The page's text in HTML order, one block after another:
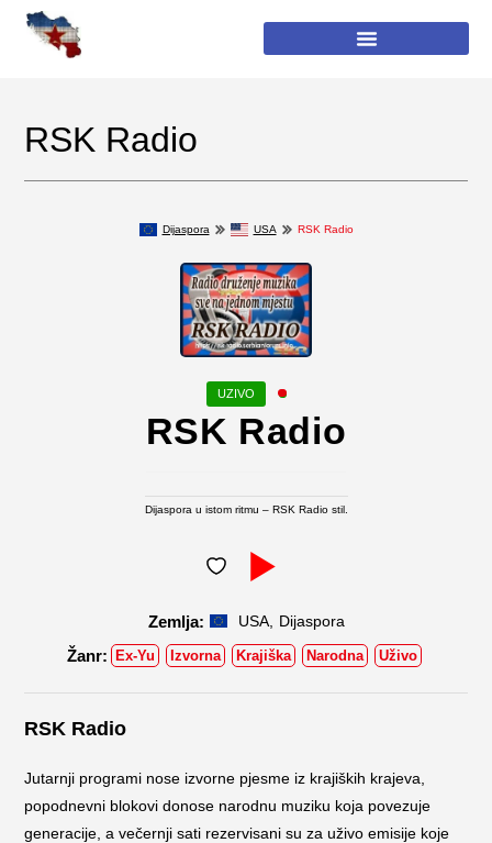
RSK Radio
Dijaspora USA RSK Radio
RSK Radio
Dijaspora u istom ritmu – RSK Radio stil.
USA, Dijaspora
Ex-Yu Izvorna Krajiška Narodna Uživo
RSK Radio
Jutarnji programi nose izvorne pjesme iz krajiških krajeva,
popodnevni blokovi donose narodnu muziku koja povezuje
generacije, a večernji sati rezervisani su za uživo emisije koje